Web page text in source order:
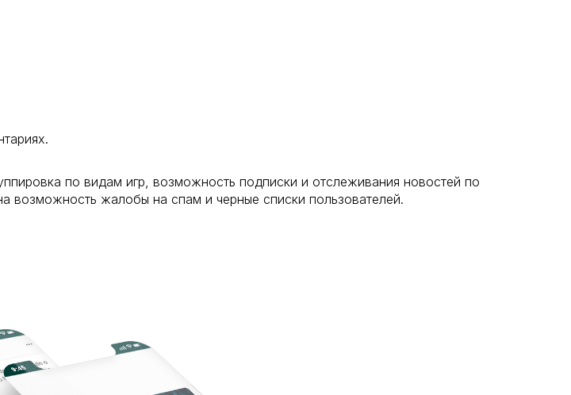
по видам игр, возможность подписки и отслеживания новостей по
жалобы на спам и черные списки пользователей.